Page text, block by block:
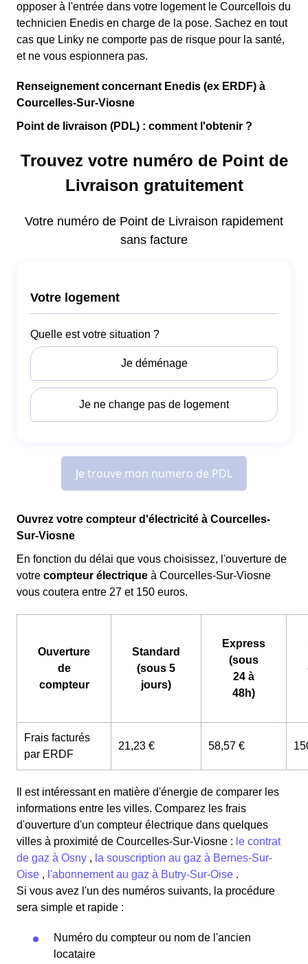
opposer à l'entrée dans votre logement le Courcellois du
technicien Enedis en charge de la pose. Sachez en tout
cas que Linky ne comporte pas de risque pour la santé,
et ne vous espionnera pas.
Renseignement concernant Enedis (ex ERDF) à
Courcelles-Sur-Viosne
Point de livraison (PDL) : comment l'obtenir ?
Ouvrez votre compteur d'électricité à Courcelles-
Sur-Viosne
En fonction du délai que vous choisissez, l'ouverture de
votre compteur électrique à Courcelles-Sur-Viosne
vous coutera entre 27 et 150 euros.
Ouverture
de
compteur
Standard
(sous 5
jours)
Express
(sous
24 à
48h)
Frais facturés
par ERDF
21,23 € 58,57 €
Il est intéressant en matière d'énergie de comparer les
informations entre les villes. Comparez les frais
d'ouverture d'un compteur électrique dans quelques
villes à proximité de Courcelles-Sur-Viosne : le contrat
de gaz à Osny , la souscription au gaz à Bernes-Sur-
Oise , l'abonnement au gaz à Butry-Sur-Oise .
Si vous avez l'un des numéros suivants, la procédure
sera simple et rapide :
Numéro du compteur ou nom de l'ancien
locataire